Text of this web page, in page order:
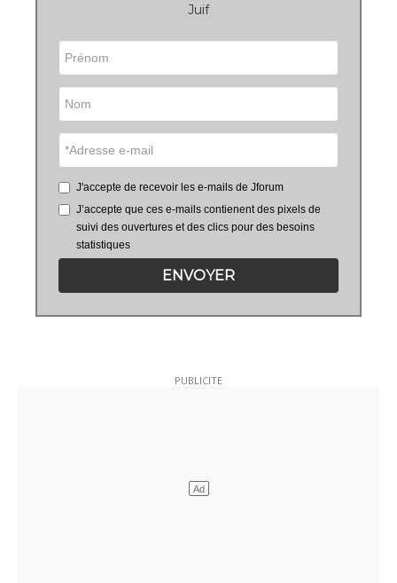
Juif
J'accepte de recevoir les e-mails de Jforum
J’accepte que ces e-mails contienent des pixels de
suivi des ouvertures et des clics pour des besoins
statistiques
ENVOYER